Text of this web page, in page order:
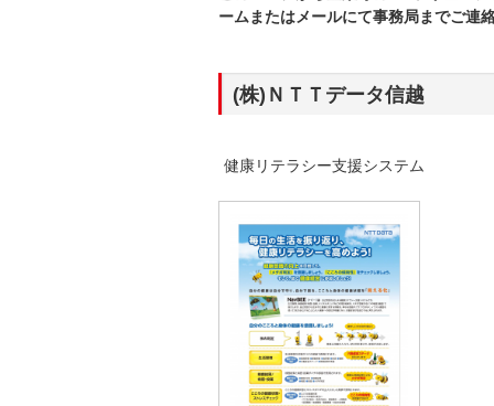
ームまたはメールにて事務局までご連絡
(株)ＮＴＴデータ信越
健康リテラシー支援システム